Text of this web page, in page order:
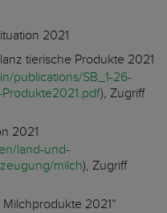
2021
tierische Produkte 2021
publications/SB_1-26-
), Zugriff
2021
land-und-
milch), Zugriff
2021“